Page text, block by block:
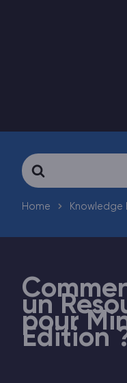
Search
For
Home Knowledge
un
pour
Edition